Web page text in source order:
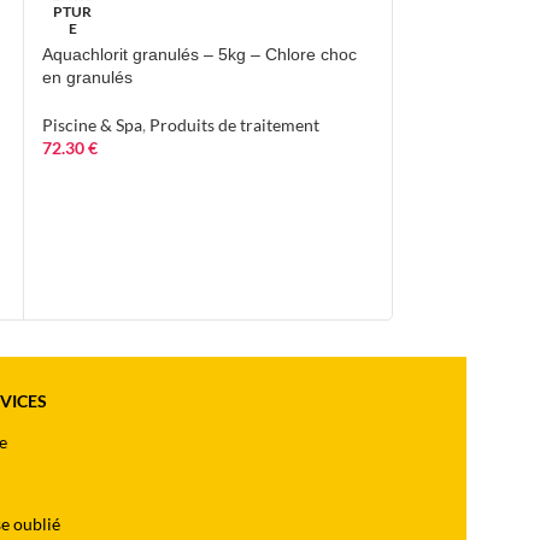
PTUR
E
Aquachlorit granulés – 5kg – Chlore choc
en granulés
Piscine & Spa, Produits de traitement
72.30€
oublié